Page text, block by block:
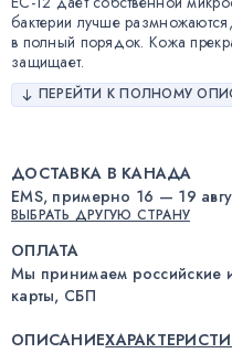
бактерии лучше
в полный порядок. Кожа
защищает.
ПЕРЕЙТИ К ПОЛНОМУ
ДОСТАВКА В КАНАДА
EMS, примерно 16 — 19
ВЫБРАТЬ ДРУГУЮ СТРАНУ
ОПЛАТА
Мы принимаем российские
карты, СБП
ОПИСАНИЕ